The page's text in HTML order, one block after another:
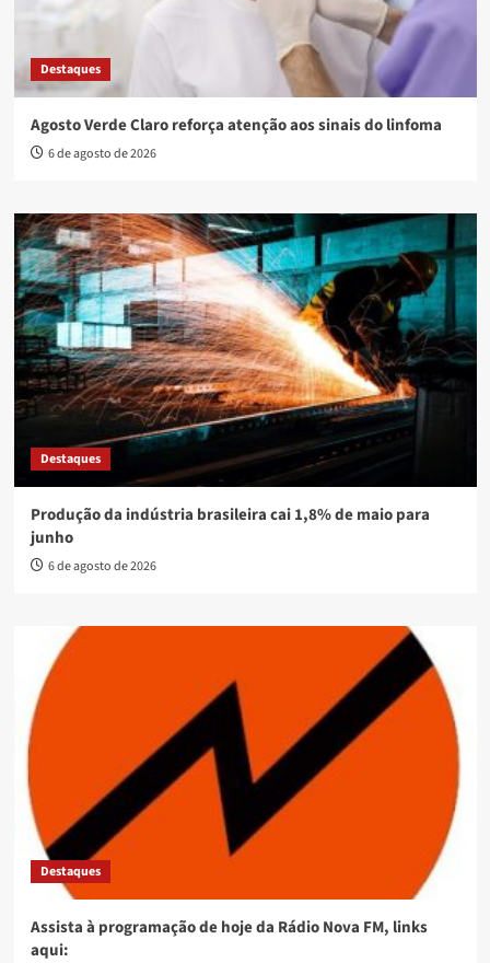
Destaques
Agosto Verde Claro reforça atenção aos sinais do linfoma
6 de agosto de 2026
Destaques
Produção da indústria brasileira cai 1,8% de maio para
junho
6 de agosto de 2026
Destaques
Assista à programação de hoje da Rádio Nova FM, links
aqui: